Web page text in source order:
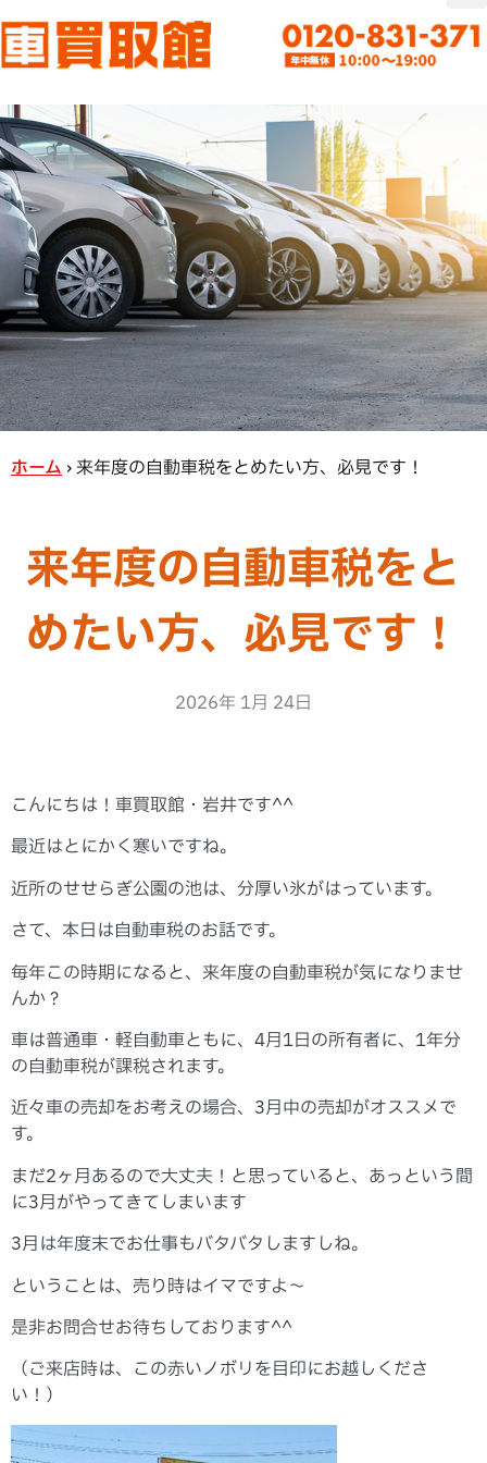
ホーム ›来年度の自動車税をとめたい方、必見です！
来年度の自動車税をと
めたい方、必見です！
2026年 1月 24日
こんにちは！車買取館・岩井です^^
最近はとにかく寒いですね。
近所のせせらぎ公園の池は、分厚い氷がはっています。
さて、本日は自動車税のお話です。
毎年この時期になると、来年度の自動車税が気になりませ
んか？
車は普通車・軽自動車ともに、4月1日の所有者に、1年分
の自動車税が課税されます。
近々車の売却をお考えの場合、3月中の売却がオススメで
す。
まだ2ヶ月あるので大丈夫！と思っていると、あっという間
に3月がやってきてしまいます
3月は年度末でお仕事もバタバタしますしね。
ということは、売り時はイマですよ～
是非お問合せお待ちしております^^
（ご来店時は、この赤いノボリを目印にお越しくださ
い！）